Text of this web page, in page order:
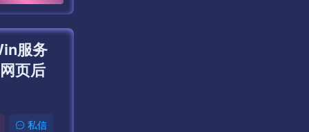
服务
页后
私信